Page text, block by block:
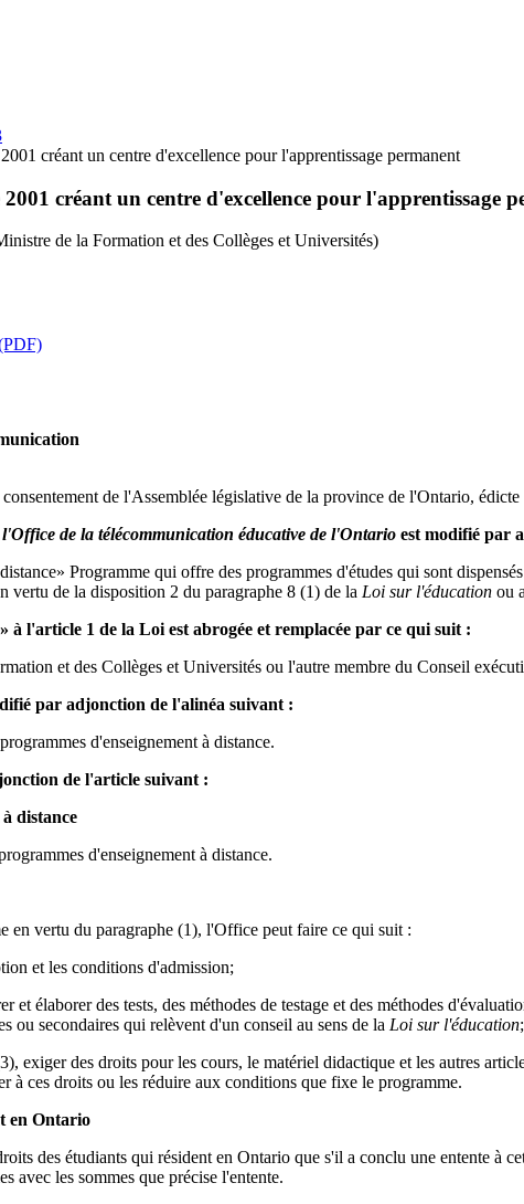
créant un centre d'excellence pour l'apprentissage permanent
créant un centre d'excellence pour l'apprentissage
de la Formation et des Collèges et Universités)
de l'Assemblée législative de la province de l'Ontario, édicte
de la télécommunication éducative de l'Ontario est modifié par
Programme qui offre des programmes d'études qui sont
vertu de la disposition 2 du paragraphe 8 (1) de la Loi sur l'éducation ou
à l'article 1 de la Loi est abrogée et remplacée par ce qui suit :
et des Collèges et Universités ou l'autre membre du Conseil
par adjonction de l'alinéa suivant :
d'enseignement à distance.
de l'article suivant :
distance
d'enseignement à distance.
en vertu du paragraphe (1), l'Office peut faire ce qui suit :
et les conditions d'admission;
et élaborer des tests, des méthodes de testage et des méthodes
ou secondaires qui relèvent d'un conseil au sens de la Loi sur l'éducation;
exiger des droits pour les cours, le matériel didactique et les autres
à ces droits ou les réduire aux conditions que fixe le programme.
en Ontario
des étudiants qui résident en Ontario que s'il a conclu une entente à
avec les sommes que précise l'entente.